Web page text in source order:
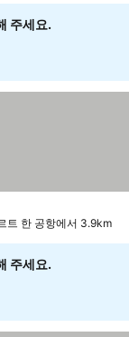
주세요.
트 한 공항에서 3.9km
주세요.